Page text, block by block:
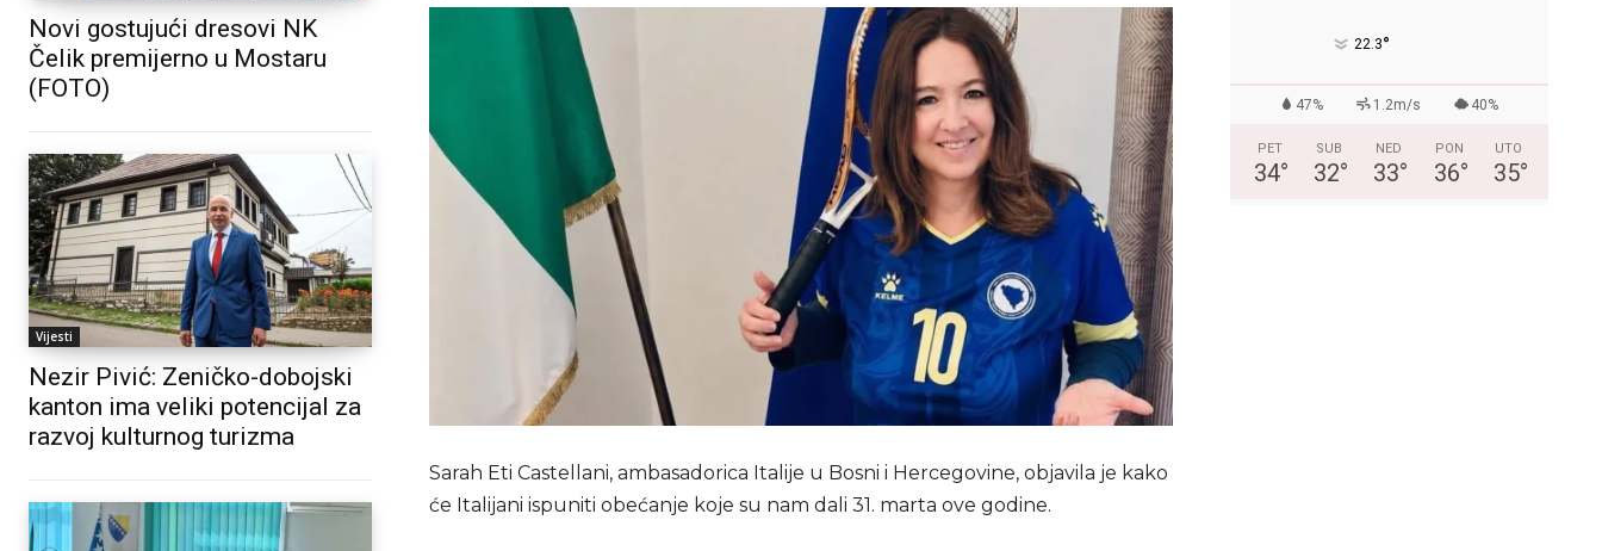
Novi gostujući dresovi NK
Čelik premijerno u Mostaru
(FOTO)
Vijesti
Nezir Pivić: Zeničko-dobojski
kanton ima veliki potencijal za
razvoj kulturnog turizma
Sarah Eti Castellani, ambasadorica Italije u Bosni i Hercegovine, objavila je kako
će Italijani ispuniti obećanje koje su nam dali 31. marta ove godine.
22.3°
47% 1.2m/s 40%
PET
34°
SUB
32°
NED
33°
PON
36°
UTO
35°